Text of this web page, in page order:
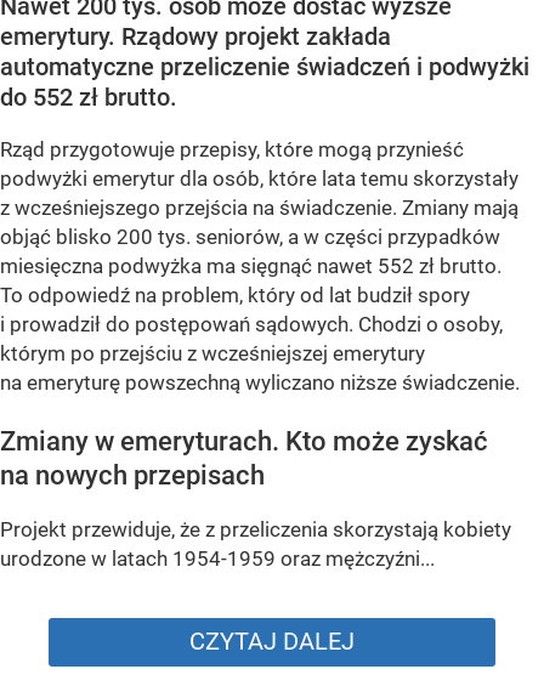
emerytury. Rządowy projekt zakłada
automatyczne przeliczenie świadczeń i podwyżki
do 552 zł brutto.
Rząd przygotowuje przepisy, które mogą przynieść
podwyżki emerytur dla osób, które lata temu skorzystały
z wcześniejszego przejścia na świadczenie. Zmiany mają
objąć blisko 200 tys. seniorów, a w części przypadków
miesięczna podwyżka ma sięgnąć nawet 552 zł brutto.
To odpowiedź na problem, który od lat budził spory
i prowadził do postępowań sądowych. Chodzi o osoby,
którym po przejściu z wcześniejszej emerytury
na emeryturę powszechną wyliczano niższe świadczenie.
Zmiany w emeryturach. Kto może zyskać
na nowych przepisach
Projekt przewiduje, że z przeliczenia skorzystają kobiety
urodzone w latach 1954-1959 oraz mężczyźni...
CZYTAJ DALEJ